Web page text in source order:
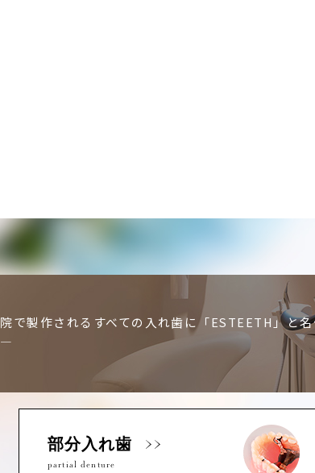
で製作されるすべての入れ歯に「ESTEETH」と
―
部分入れ歯
partial denture